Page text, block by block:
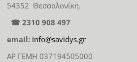
54352 Θεσσαλονίκη.
☎ 2310 908 497
email: info@savidys.gr
ΑΡ ΓΕΜΗ 037194505000